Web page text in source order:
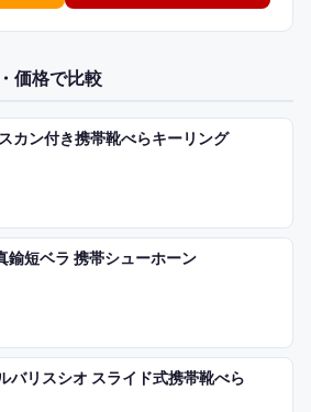
価格で比較
カン付き携帯靴べらキーリング
鍮短ベラ 携帯シューホーン
バリスシオ スライド式携帯靴べら